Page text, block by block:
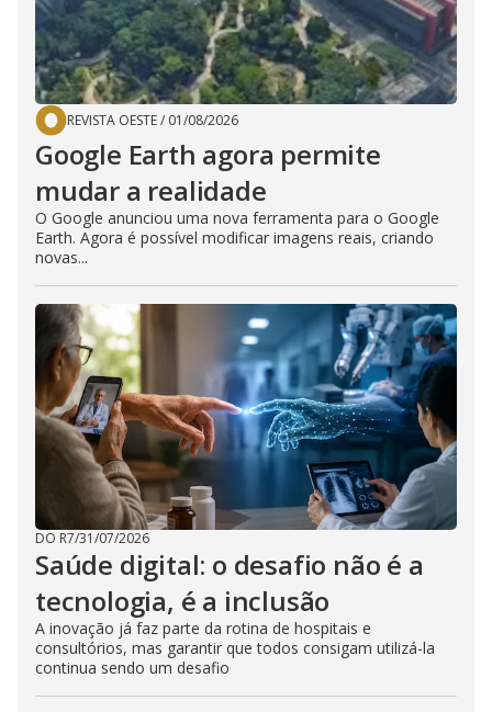
REVISTA OESTE/ 01/08/2026
Google Earth agora permite
mudar a realidade
O Google anunciou uma nova ferramenta para o Google
Earth. Agora é possível modificar imagens reais, criando
novas...
DO R7/31/07/2026
Saúde digital: o desafio não é a
tecnologia, é a inclusão
A inovação já faz parte da rotina de hospitais e
consultórios, mas garantir que todos consigam utilizá-la
continua sendo um desafio